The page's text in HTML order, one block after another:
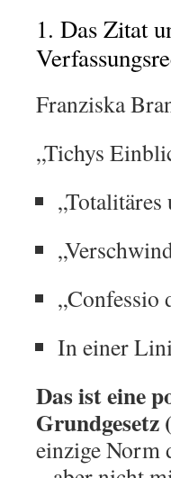
1. Das Zitat
Franziska
„Tichys
„Confessio
In einer
Das ist eine
einzige Norm